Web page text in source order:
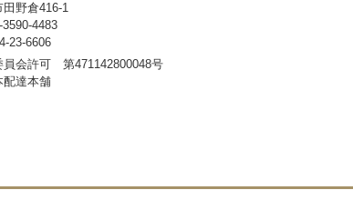
野倉416-1
3590-4483
23-6606
員会許可 第471142800048号
達本舗